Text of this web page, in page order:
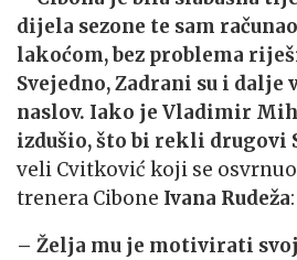
dijela sezone te sam
lakoćom, bez problema
Svejedno, Zadrani su i
naslov. Iako je Vladimir
izdušio, što bi rekli drugovi
veli Cvitković koji se
trenera Cibone Ivana Rudeža:
– Želja mu je motivirati